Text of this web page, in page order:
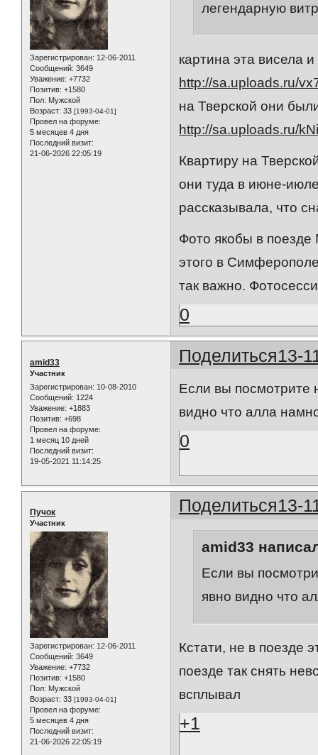
Зарегистрирован: 12-06-2011
Сообщений: 3649
Уважение: +7732
Позитив: +1580
Пол: Мужской
Возраст: 33 [1993-04-01]
Провел на форуме:
5 месяцев 4 дня
Последний визит:
21-06-2026 22:05:19
легендарную
картина эта висела
http://sa.uploads.ru/
на Тверской они
http://sa.uploads.ru/
Квартиру на
они туда в июне-
рассказывала, что
Фото якобы в
этого в
так важно.
0
Поделиться13-
amid33
Участник
Зарегистрирован: 10-08-2010
Сообщений: 1224
Уважение: +1883
Позитив: +698
Провел на форуме:
1 месяц 10 дней
Последний визит:
19-05-2021 11:14:25
Если вы посмотрите
видно что алла
0
Поделиться13-
Пучок
Участник
Зарегистрирован: 12-06-2011
Сообщений: 3649
Уважение: +7732
Позитив: +1580
Пол: Мужской
Возраст: 33 [1993-04-01]
Провел на форуме:
5 месяцев 4 дня
Последний визит:
21-06-2026 22:05:19
amid33
Если вы
явно видно что
Кстати, не в поезде
поезде так снять
всплывал
+1